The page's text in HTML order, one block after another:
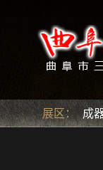
展区： 成